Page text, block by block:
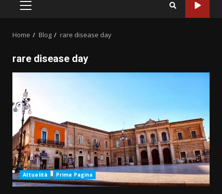
PRIMARY
Home Blog rare disease day
rare disease day
Attualità Prima Pagina